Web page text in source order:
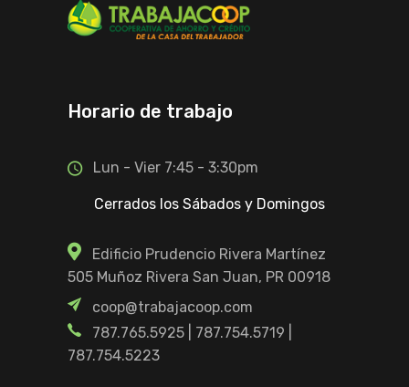
Horario de trabajo
Lun - Vier 7:45 - 3:30pm
Cerrados los Sábados y Domingos
Edificio Prudencio Rivera Martínez
505 Muñoz Rivera San Juan, PR 00918
coop@trabajacoop.com
787.765.5925
787.754.5719
787.754.5223